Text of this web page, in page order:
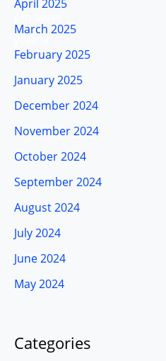
April 2025
March 2025
February 2025
January 2025
December 2024
November 2024
October 2024
September 2024
August 2024
July 2024
June 2024
May 2024
Categories